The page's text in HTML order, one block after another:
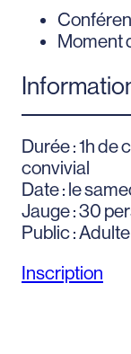
Moment
Durée : 1h de
convivial
Date : le
Jauge : 30
Public : Adulte
Inscription